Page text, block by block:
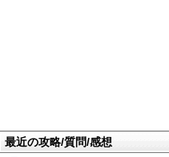
最近の攻略/質問/感想